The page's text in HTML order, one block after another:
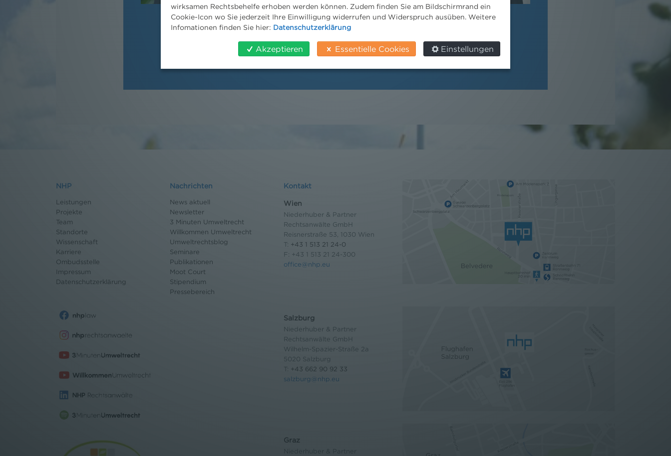
Mag. Martin Niederhuber
Dr. Florian Stangl, LL.M.
NHP
Leistungen
Projekte
Team
Standorte
Wissenschaft
Karriere
Ombudsstelle
Impressum
Datenschutzerklärung
Nachrichten
News aktuell
Newsletter
3 Minuten Umweltrecht
Willkommen Umweltrecht
Umweltrechtsblog
Seminare
Publikationen
Moot Court
Stipendium
Pressebereich
Kontakt
Wien
Niederhuber & Partner
Rechtsanwälte GmbH
Reisnerstraße 53, 1030 Wien
T: +43 1 513 21 24-0
F: +43 1 513 21 24-300
office@nhp.eu
Salzburg
Niederhuber & Partner
Rechtsanwälte GmbH
Wilhelm-Spazier-Straße 2a
5020 Salzburg
T: +43 662 90 92 33
salzburg@nhp.eu
Graz
Niederhuber & Partner
wirksamen Rechtsbehelfe erhoben werden können. Zudem finden Sie am Bildschirmrand ein
Cookie-Icon wo Sie jederzeit Ihre Einwilligung widerrufen und Widerspruch ausüben. Weitere
Infomationen finden Sie hier: Datenschutzerklärung
Akzeptieren Essentielle Cookies Einstellungen